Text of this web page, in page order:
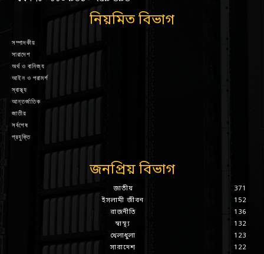
নিয়মিত বিভাগ
সম্পাদকীয়
সারাদেশ
অর্থ ও বানিজ্য
আইন ও পরামর্শ
স্বাস্থ্য
আন্তর্জাতিক
জাতীয়
সর্বশেষ
প্রযুক্তি
জনপ্রিয় বিভাগ
জাতীয়
371
ইসলামী জীবন
152
রাজনীতি
136
স্বাস্থ্য
132
খেলাধুলা
123
সারাদেশ
122